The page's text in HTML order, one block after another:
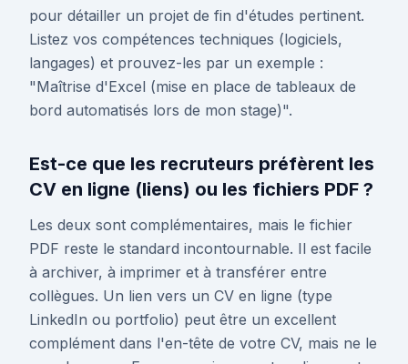
pour détailler un projet de fin d'études pertinent.
Listez vos compétences techniques (logiciels,
langages) et prouvez-les par un exemple :
"Maîtrise d'Excel (mise en place de tableaux de
bord automatisés lors de mon stage)".
Est-ce que les recruteurs préfèrent les
CV en ligne (liens) ou les fichiers PDF ?
Les deux sont complémentaires, mais le fichier
PDF reste le standard incontournable. Il est facile
à archiver, à imprimer et à transférer entre
collègues. Un lien vers un CV en ligne (type
LinkedIn ou portfolio) peut être un excellent
complément dans l'en-tête de votre CV, mais ne le